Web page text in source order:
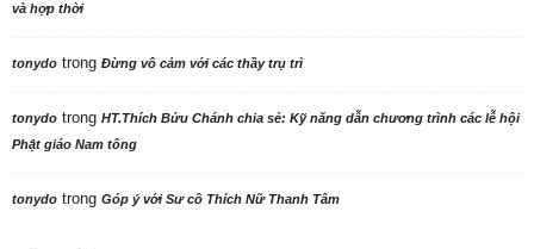
và hợp thời
tonydo trong Đừng vô cảm với các thầy trụ trì
tonydo trong HT.Thích Bửu Chánh chia sẻ: Kỹ năng dẫn chương trình các lễ hội
Phật giáo Nam tông
tonydo trong Góp ý với Sư cô Thích Nữ Thanh Tâm